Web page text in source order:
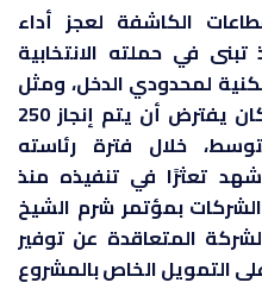
الكاشفة لعجز أداء
في حملته الانتخابية
لمحدودي الدخل، ومثل
هذا الوعد مقياس للأداء، إذ كان يفترض أن يتم إنجاز 250
خلال فترة رئاسته
تعثرًا في تنفيذه منذ
بمؤتمر شرم الشيخ
عجز الشركة المتعاقدة عن توفير
التمويل الخاص بالمشروع